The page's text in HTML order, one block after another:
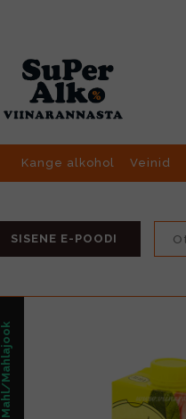
Kange alkohol Veinid
SISENE E-POODI
Mahl/Mahlajook